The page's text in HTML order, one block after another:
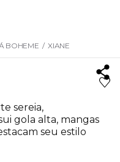
BOHEME / XIANE
sereia,
gola alta, mangas
seu estilo